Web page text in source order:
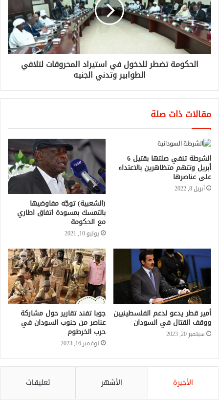
الحكومة تضطر للدخول في استيراد المحروقات لتلافي
الطوابير وتدني الجنيه
مقالات ذات صلة
الشرطة تنفي صلتها بقتيل 6
أبريل وتتهم متظاهرين بالاعتداء
على عناصرها
أبريل 8, 2022
(الشعبية) توجّه مفاوضيها
بالتمسك بمسودة اتفاق اطاري
مع الحكومة
يوليو 10, 2021
أمير قطر يدعو لدعم الفلسطينيين
ووقف القتال في السودان
سبتمبر 20, 2023
جوبا تفند تقارير حول مشاركة
عناصر من جنوب السودان في
حرب الخرطوم
نوفمبر 16, 2023
الأخيرة الأشهر تعليقات